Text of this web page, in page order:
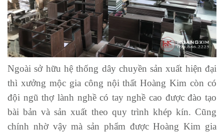
Ngoài sở hữu hệ thống dây chuyền sản xuất hiện đại
thì xưởng mộc gia công nội thất Hoàng Kim còn có
đội ngũ thợ lành nghề có tay nghề cao được đào tạo
bài bản và sản xuất theo quy trình khép kín. Cũng
chính nhờ vậy mà sản phẩm được Hoàng Kim gia